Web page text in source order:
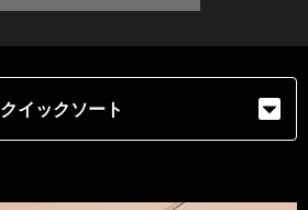
クイックソート